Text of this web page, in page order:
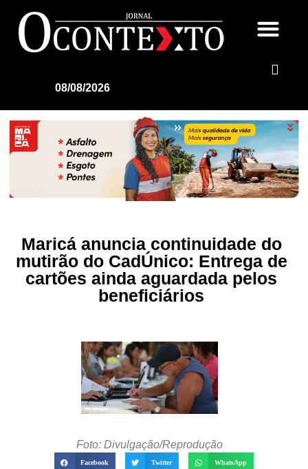
08/08/2026
Maricá anuncia continuidade do
mutirão do CadÚnico: Entrega de
cartões ainda aguardada pelos
beneficiários
Foto: Divulgação/Reprodução
Facebook Twitter WhatsApp